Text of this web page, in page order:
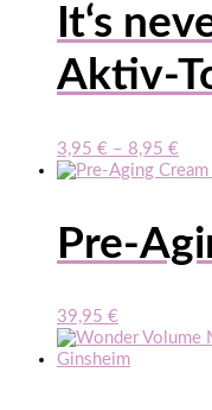
It‘s
Aktiv-
3,95 € – 8,95 €
Pre-
39,95 €